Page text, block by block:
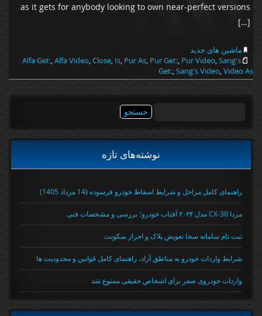
as it gets for anybody looking to own near-perfect versions
[…]
ماشین های جدید
Alfa Get:,Alfa Video,Close, Is,Pur As,Pur Get:,Pur Video,Sang's
Get:,Sang's Video,Video As
نوشته‌های تازه
راهنمای کامل مراحل و شرایط اسقاط خودرو فرسوده (14 مرداد 1405)
مزدا CX-30 مدل ۲۰۲۴ آفتاب خودرو؛ بررسی و مشخصات فنی
ثبت نام سامانه سخا تعویض پلاک و احراز سکونت
شرایط واردات خودرو به مناطق آزاد، راهنمای کامل قوانین و محدودیت ها
واردات خودروی صفر برای اشخاص حقیقی ممنوع شد